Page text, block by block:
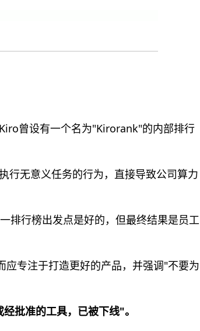
曾设有一个名为"Kirorank"的内部排行
行无意义任务的行为，直接导致公司算力
排行榜出发点是好的，但最终结果是员工
专注于打造更好的产品，并强调"不要为
批准的工具，已被下线"。